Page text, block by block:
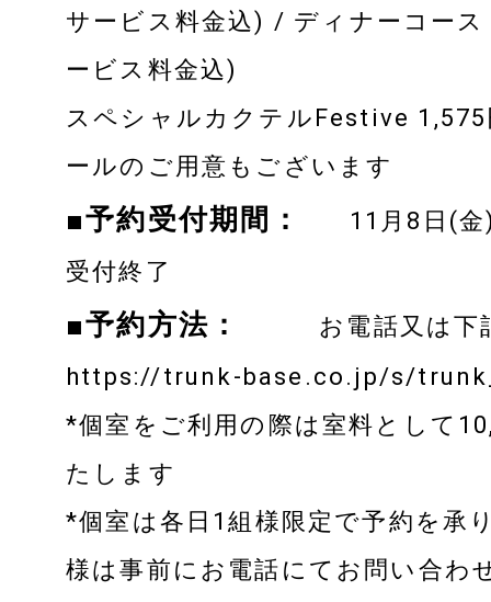
OFFICIAL SNS OF
TRUNK(HOTEL)
サービス料金込) / ディナーコー
ービス料金込)
スペシャルカクテルFestive
ールのご用意もございます
■予約受付期間：
11月8日(金)
受付終了
■予約方法：
お電話又は下記
https://trunk-base.co.jp/s/
*個室をご利用の際は室料として
たします
*個室は各日1組様限定で予約を承
様は事前にお電話にてお問い合わ